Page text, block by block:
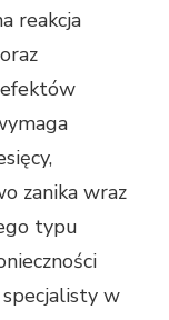
reakcja
zanika wraz
typu
w